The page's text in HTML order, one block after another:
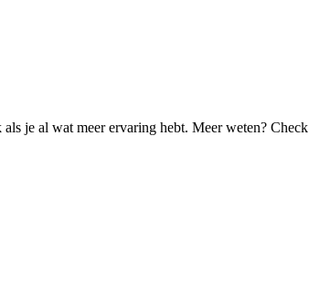
je al wat meer ervaring hebt. Meer weten?